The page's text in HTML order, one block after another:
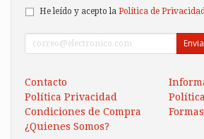
He leído y acepto la Política de Privacidad
Contacto
Política Privacidad
Condiciones de Compra
¿Quienes Somos?